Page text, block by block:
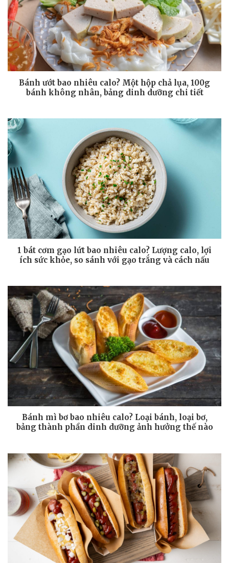
Bánh ướt bao nhiêu calo? Một hộp chả lụa, 100g
bánh không nhân, bảng dinh dưỡng chi tiết
1 bát cơm gạo lứt bao nhiêu calo? Lượng calo, lợi
ích sức khỏe, so sánh với gạo trắng và cách nấu
Bánh mì bơ bao nhiêu calo? Loại bánh, loại bơ,
bảng thành phần dinh dưỡng ảnh hưởng thế nào